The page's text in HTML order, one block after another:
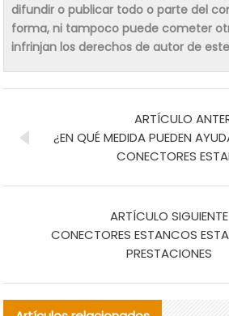
difundir o publicar todo o parte del
forma, ni tampoco puede cometer
infrinjan los derechos de autor de
ARTÍCULO
¿EN QUÉ MEDIDA PUEDEN
CONECTORES
ARTÍCULO SIGUIENTE
CONECTORES ESTANCOS
PRESTACIONES